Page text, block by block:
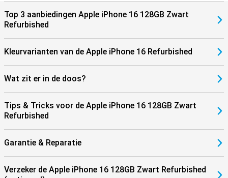
Top 3 aanbiedingen Apple iPhone 16 128GB Zwart
Refurbished
Kleurvarianten van de Apple iPhone 16 Refurbished
Wat zit er in de doos?
Tips & Tricks voor de Apple iPhone 16 128GB Zwart
Refurbished
Garantie & Reparatie
Verzeker de Apple iPhone 16 128GB Zwart Refurbished